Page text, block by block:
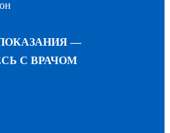
—
С ВРАЧОМ